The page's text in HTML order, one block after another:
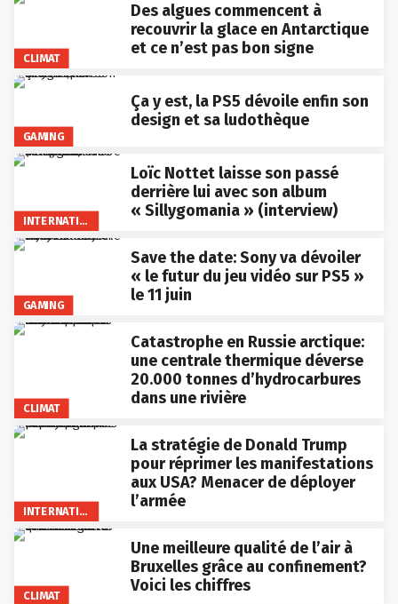
CLIMAT
Des algues commencent à
recouvrir la glace en Antarctique
et ce n’est pas bon signe
GAMING
Ça y est, la PS5 dévoile enfin son
design et sa ludothèque
INTERNATIONAL
Loïc Nottet laisse son passé
derrière lui avec son album
« Sillygomania » (interview)
GAMING
Save the date: Sony va dévoiler
« le futur du jeu vidéo sur PS5 »
le 11 juin
CLIMAT
Catastrophe en Russie arctique:
une centrale thermique déverse
20.000 tonnes d’hydrocarbures
dans une rivière
INTERNATIONAL
La stratégie de Donald Trump
pour réprimer les manifestations
aux USA? Menacer de déployer
l’armée
CLIMAT
Une meilleure qualité de l’air à
Bruxelles grâce au confinement?
Voici les chiffres